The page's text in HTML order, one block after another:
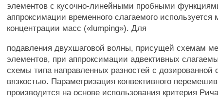
элементов с кусочно-линейными пробными
аппроксимации временного слагаемого используется
концентрации масс («lumping»). Для
подавления двухшаговой волны, присущей схемам
элементов, при аппроксимации адвективных
схемы типа направленных разностей с дозированной
вязкостью. Параметризация конвективного
производится на основе использования критерия